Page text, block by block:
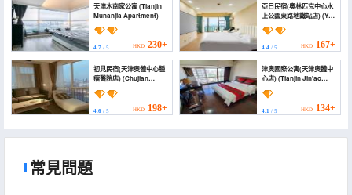
天津木南家公寓 (Tianjin
Munanjia Apartment)
4.7 / 5 HKD 230+
亞日民宿(奧林匹克中心水
上公園東路地鐵站店) (Yari
Homestay (Olympic
Center, East Road of
Water Park Subway
Station Branch))
4.4/ 5 HKD 167+
初見民宿(天津奧體中心腫
瘤醫院店) (Chujian
4.6 / 5 HKD 198+
津奧國際公寓(天津奧體中
心店) (Tianjin Jin'ao
4.1/ 5 HKD 134+
常見問題